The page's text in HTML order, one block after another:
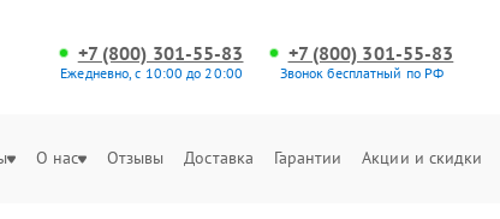
+7 (800) 301-55-83
Ежедневно, с 10:00 до 20:00
+7 (800) 301-55-83
Звонок бесплатный по РФ
О нас Отзывы Доставка Гарантии Акции и скидки